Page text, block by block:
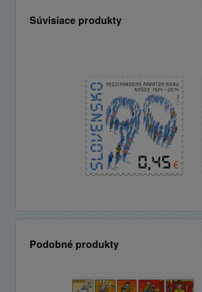
Súvisiace produkty
Podobné produkty